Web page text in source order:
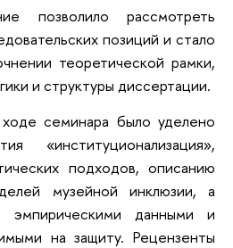
позволило рассмотреть
позиций и стало
теоретической рамки,
и структуры диссертации.
семинара было уделено
«институционализация»,
подходов, описанию
музейной инклюзии, а
эмпирическими данными и
на защиту. Рецензенты